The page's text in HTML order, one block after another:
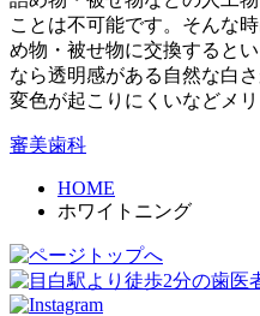
ことは不可能です。そんな
め物・被せ物に交換すると
なら透明感がある自然な白
変色が起こりにくいなどメリ
審美歯科
HOME
ホワイトニング